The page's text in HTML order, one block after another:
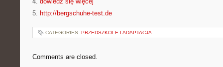
5. http://bergschuhe-test.de
CATEGORIES: PRZEDSZKOLE I ADAPTACJA
Comments are closed.